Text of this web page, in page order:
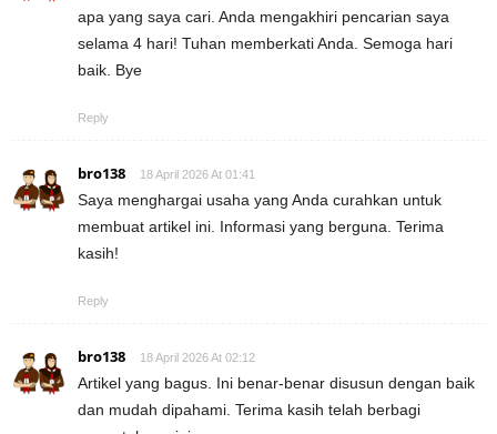
apa yang saya cari. Anda mengakhiri pencarian saya
selama 4 hari! Tuhan memberkati Anda. Semoga hari
baik. Bye
Reply
bro138 18 April 2026 At 01:41
Saya menghargai usaha yang Anda curahkan untuk
membuat artikel ini. Informasi yang berguna. Terima
kasih!
Reply
bro138 18 April 2026 At 02:12
Artikel yang bagus. Ini benar-benar disusun dengan baik
dan mudah dipahami. Terima kasih telah berbagi